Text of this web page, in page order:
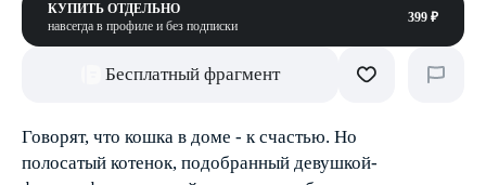
КУПИТЬ ОТДЕЛЬНО
навсегда в профиле и без подписки
399 ₽
Бесплатный фрагмент
Говорят, что кошка в доме - к счастью. Но
полосатый котенок, подобранный девушкой-